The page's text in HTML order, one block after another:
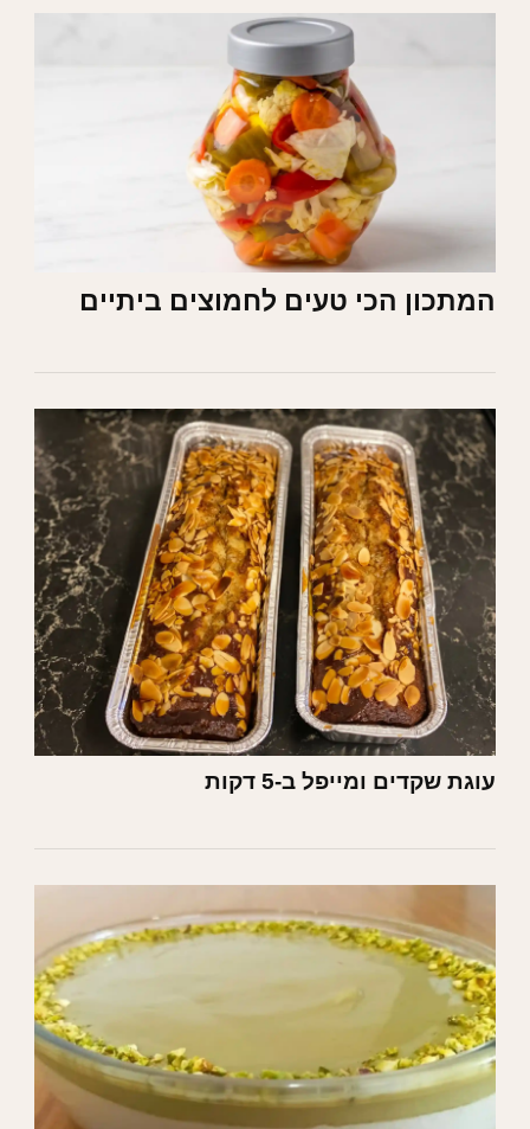
המתכון הכי טעים לחמוצים ביתיים
עוגת שקדים ומייפל ב-5 דקות